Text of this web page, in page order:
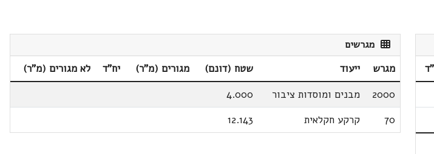
מגרשים
מגרש ייעוד שטח (דונם) מגורים (מ"ר) יח"ד
לא מגורים (מ"ר)
2000
מבנים ומוסדות ציבור
4.000
70
קרקע חקלאית 12.143